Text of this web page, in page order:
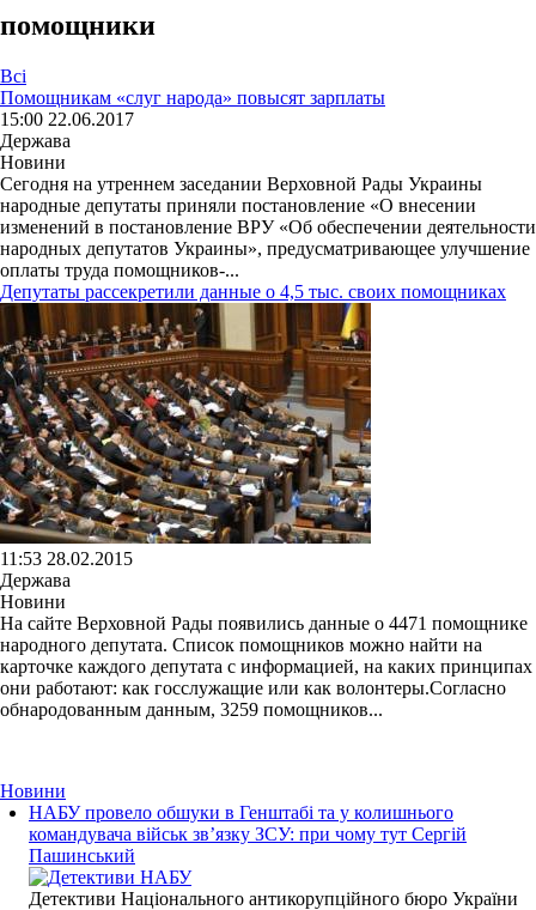
помощники
Всі
Помощникам «слуг народа» повысят зарплаты
15:00 22.06.2017
Держава
Новини
Сегодня на утреннем заседании Верховной Рады Украины
народные депутаты приняли постановление «О внесении
изменений в постановление ВРУ «Об обеспечении деятельности
народных депутатов Украины», предусматривающее улучшение
оплаты труда помощников-...
Депутаты рассекретили данные о 4,5 тыс. своих помощниках
11:53 28.02.2015
Держава
Новини
На сайте Верховной Рады появились данные о 4471 помощнике
народного депутата. Список помощников можно найти на
карточке каждого депутата с информацией, на каких принципах
они работают: как госслужащие или как волонтеры.Согласно
обнародованным данным, 3259 помощников...
Новини
НАБУ провело обшуки в Генштабі та у колишнього
командувача військ зв’язку ЗСУ: при чому тут Сергій
Пашинський
Детективи Національного антикорупційного бюро України